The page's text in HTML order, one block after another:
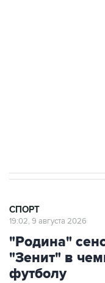
СПОРТ
19:02, 9 августа 2026
"Родина"
"Зенит" в
футболу